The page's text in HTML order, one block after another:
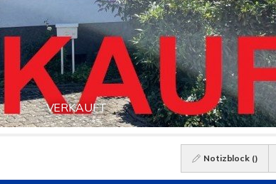
VERKAUFT
Notizblock ()